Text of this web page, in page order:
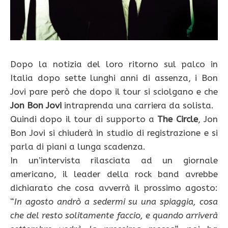
Dopo la notizia del loro ritorno sul palco in
Italia dopo sette lunghi anni di assenza, i Bon
Jovi pare però che dopo il tour si sciolgano e che
Jon Bon Jovi intraprenda una carriera da solista.
Quindi dopo il tour di supporto a The Circle, Jon
Bon Jovi si chiuderà in studio di registrazione e si
parla di piani a lunga scadenza.
In un’intervista rilasciata ad un giornale
americano, il leader della rock band avrebbe
dichiarato che cosa avverrà il prossimo agosto:
“In agosto andrò a sedermi su una spiaggia, cosa
che del resto solitamente faccio, e quando arriverà